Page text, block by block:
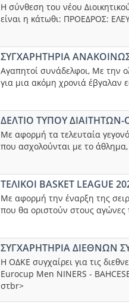
Η σύνθεση του νέου
είναι η κάτωθι: ΠΡΟΕΔΡΟΣ:
ΣΥΓΧΑΡΗΤΗΡΙΑ
Αγαπητοί συνάδελφοι, Με την
για μια ακόμη χρονιά έβγαλαν
ΔΕΛΤΙΟ ΤΥΠΟΥ ΔΙΑΙΤΗΤΩΝ-
Με αφορμή τα τελευταία
που ασχολούνται με το
ΤΕΛΙΚΟΙ BASKET LEAGUE
Με αφορμή την έναρξη της
που θα οριστούν στους αγώνες
ΣΥΓΧΑΡΗΤΗΡΙΑ ΔΙΕΘΝΩΝ
Η ΟΔΚΕ συγχαίρει για τις
Eurocup Men NINERS -
στbr>